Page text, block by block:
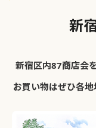
新
新宿区内87商店会
お買い物はぜひ各地